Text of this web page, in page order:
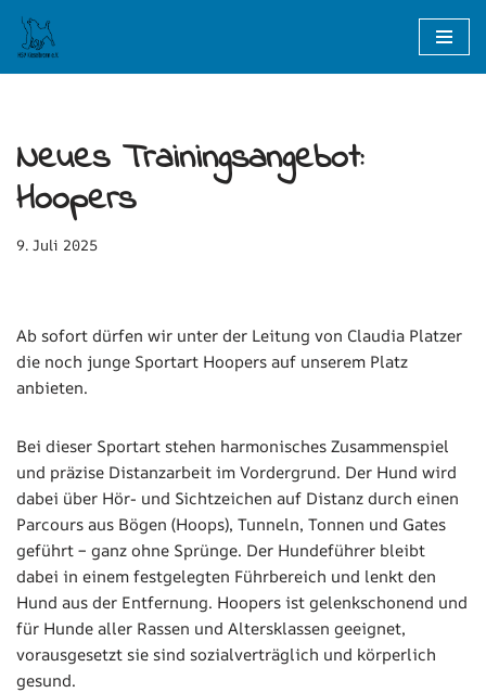
Zum
Neues Trainingsangebot:
Hoopers
9. Juli 2025
Ab sofort dürfen wir unter der Leitung von Claudia Platzer
die noch junge Sportart Hoopers auf unserem Platz
anbieten.
Bei dieser Sportart stehen harmonisches Zusammenspiel
und präzise Distanzarbeit im Vordergrund. Der Hund wird
dabei über Hör- und Sichtzeichen auf Distanz durch einen
Parcours aus Bögen (Hoops), Tunneln, Tonnen und Gates
geführt – ganz ohne Sprünge. Der Hundeführer bleibt
dabei in einem festgelegten Führbereich und lenkt den
Hund aus der Entfernung. Hoopers ist gelenkschonend und
für Hunde aller Rassen und Altersklassen geeignet,
vorausgesetzt sie sind sozialverträglich und körperlich
gesund.